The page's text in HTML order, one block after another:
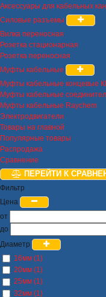
Аксессуары для кабельных
Силовые разъемы
Вилка переносная
Розетка стационарная
Розетка переносная
Муфты кабельные
Муфты кабельные концевые
Муфты кабельные
Муфты кабельные Raychem
Электродвигатели
Товары на главной
Популярные товары
Распродажа
Сравнение
ПЕРЕЙТИ К
Фильтр
Цена
от
до
Диаметр
16мм (1)
20мм (1)
25мм (1)
32мм (1)